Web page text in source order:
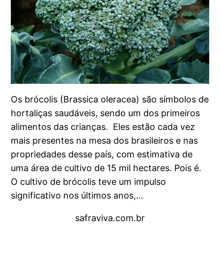
Os brócolis (Brassica oleracea) são símbolos de
hortaliças saudáveis, sendo um dos primeiros
alimentos das crianças. Eles estão cada vez
mais presentes na mesa dos brasileiros e nas
propriedades desse país, com estimativa de
uma área de cultivo de 15 mil hectares. Pois é.
O cultivo de brócolis teve um impulso
significativo nos últimos anos,…
safraviva.com.br